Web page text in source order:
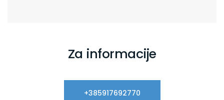
Za informacije
+385917692770